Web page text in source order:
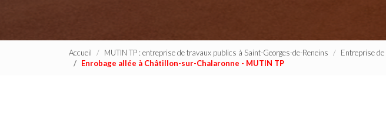
Accueil MUTIN TP : entreprise de travaux publics à Saint-Georges-de-Reneins
Entreprise
Enrobage allée à Châtillon-sur-Chalaronne - MUTIN TP